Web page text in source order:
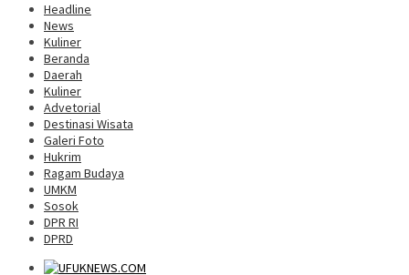
Headline
News
Kuliner
Beranda
Daerah
Kuliner
Advetorial
Destinasi Wisata
Galeri Foto
Hukrim
Ragam Budaya
UMKM
Sosok
DPR RI
DPRD